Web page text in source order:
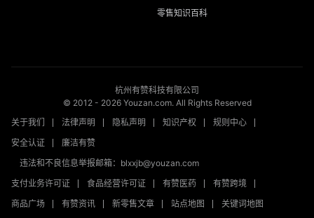
零售知识百科
杭州有赞科技有限公司
© 2012 - 2026Youzan.com. All Rights Reserved
关于我们
法律声明 隐私声明 知识产权
规则中心
安全认证
廉洁有赞
违法和不良信息举报邮箱：blxxjb@youzan.com
支付业务许可证
食品经营许可证 有赞医药
有赞跨境
商品广场
有赞资讯 新零售文章 站点地图
关键词地图